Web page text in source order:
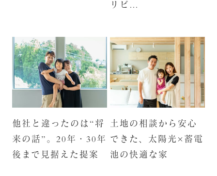
リビ…
他社と違ったのは“将
来の話”。20年・30年
後まで見据えた提案
土地の相談から安心
できた、太陽光×蓄電
池の快適な家